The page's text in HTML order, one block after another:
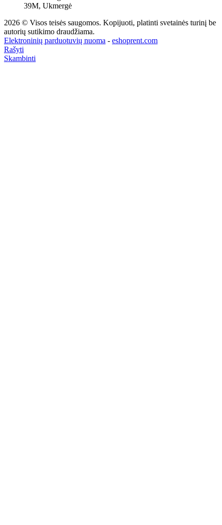
39M, Ukmergė
2026 © Visos teisės saugomos. Kopijuoti, platinti svetainės turinį be
autorių sutikimo draudžiama.
Elektroninių parduotuvių nuoma - eshoprent.com
Rašyti
Skambinti